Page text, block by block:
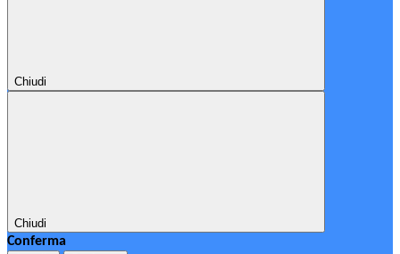
Chiudi
Chiudi
Conferma